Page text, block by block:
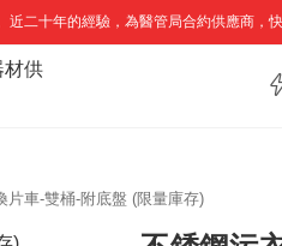
二十年的經驗，為醫管局合約供應商，
片車-雙桶-附底盤 (限量庫存)